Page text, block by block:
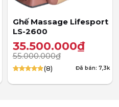
Ghế Massage Lifesport
LS-2600
35.500.000₫
55.000.000₫
dựa trên
(8) Đã bán: 7,3k